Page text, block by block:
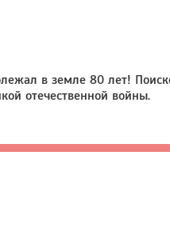
в земле 80 лет!
отечественной войны.